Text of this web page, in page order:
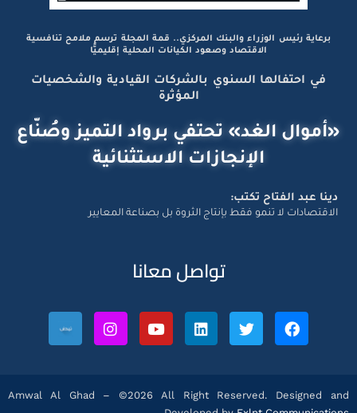
برعاية رئيس الوزراء والبنك المركزي.. قمة المجلة ترسم ملامح تنافسية
الاقتصاد وصعود الكيانات المحلية إقليميًّا
في احتفالها السنوي بالشركات القيادية والشخصيات
المؤثرة
«أموال الغد» تحتفي برواد التميز وصُنّاع
الإنجازات الاستثنائية
دينا عبد الفتاح تكتب:
الاقتصادات لا تنمو فقط بإنتاج الثروة بل بصناعة المعايير
تواصل معانا
Amwal Al Ghad – ©2026 All Right Reserved. Designed and